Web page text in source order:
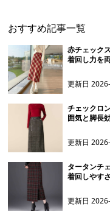
おすすめ記事一覧
赤チェック
着回し力を
更新日
チェックロ
囲気と脚長
更新日
タータンチ
着回しやす
更新日